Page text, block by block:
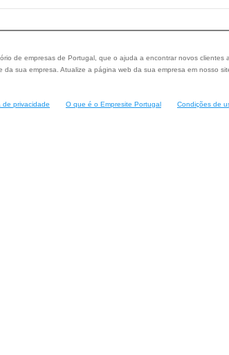
de empresas de Portugal, que o ajuda a encontrar novos clientes
sua empresa. Atualize a página web da sua empresa em nosso
de privacidade O que é o Empresite Portugal Condições de